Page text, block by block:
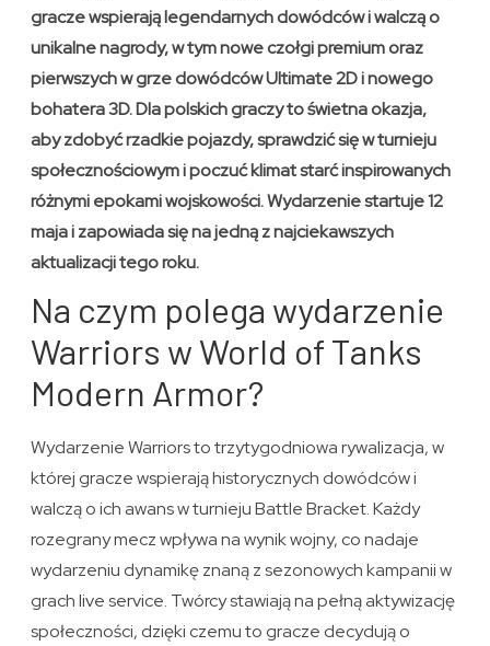
gracze wspierają legendarnych dowódców i walczą o
unikalne nagrody, w tym nowe czołgi premium oraz
pierwszych w grze dowódców Ultimate 2D i nowego
bohatera 3D. Dla polskich graczy to świetna okazja,
aby zdobyć rzadkie pojazdy, sprawdzić się w turnieju
społecznościowym i poczuć klimat starć inspirowanych
różnymi epokami wojskowości. Wydarzenie startuje 12
maja i zapowiada się na jedną z najciekawszych
aktualizacji tego roku.
Na czym polega wydarzenie
Warriors w World of Tanks
Modern Armor?
Wydarzenie Warriors to trzytygodniowa rywalizacja, w
której gracze wspierają historycznych dowódców i
walczą o ich awans w turnieju Battle Bracket. Każdy
rozegrany mecz wpływa na wynik wojny, co nadaje
wydarzeniu dynamikę znaną z sezonowych kampanii w
grach live service. Twórcy stawiają na pełną aktywizację
społeczności, dzięki czemu to gracze decydują o